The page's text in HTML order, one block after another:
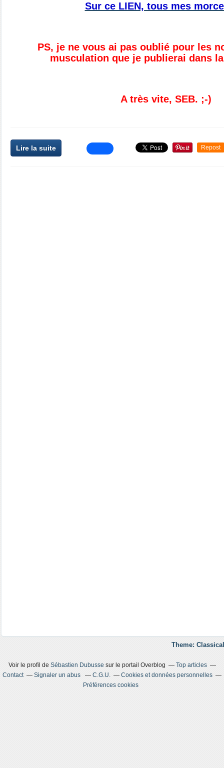
Sur ce LIEN, tous mes
PS, je ne vous ai pas oublié pour les
musculation que je publierai dans
A très vite, SEB. ;-)
Lire la suite Repost
Theme:
Voir le profil de Sébastien Dubussesur le portail Overblog
Top articles
Contact
Signaler un abus C.G.U.
Cookies et données personnelles
Préférences cookies